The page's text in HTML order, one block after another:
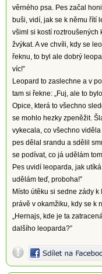
věrného psa. Pes začal
buši, vidí, jak se k němu řítí
všiml si kostí roztroušených
žvýkat. A ve chvíli, kdy se
řeknu, to byl ale dobrý
víc!”
Leopard to zaslechne a v
tam si řekne: „Fuj, ale to
Opice, která to všechno
se mohlo hezky zpeněžit.
vykecala, co všechno
pes dělal srandu a sdělil
se podívat, co já udělám
Pes uvidí leoparda, jak
udělám teď, proboha!”
Místo útěku si sedne zády
právě v okamžiku, kdy se k
„Hernajs, kde je ta
dalšího leoparda?”